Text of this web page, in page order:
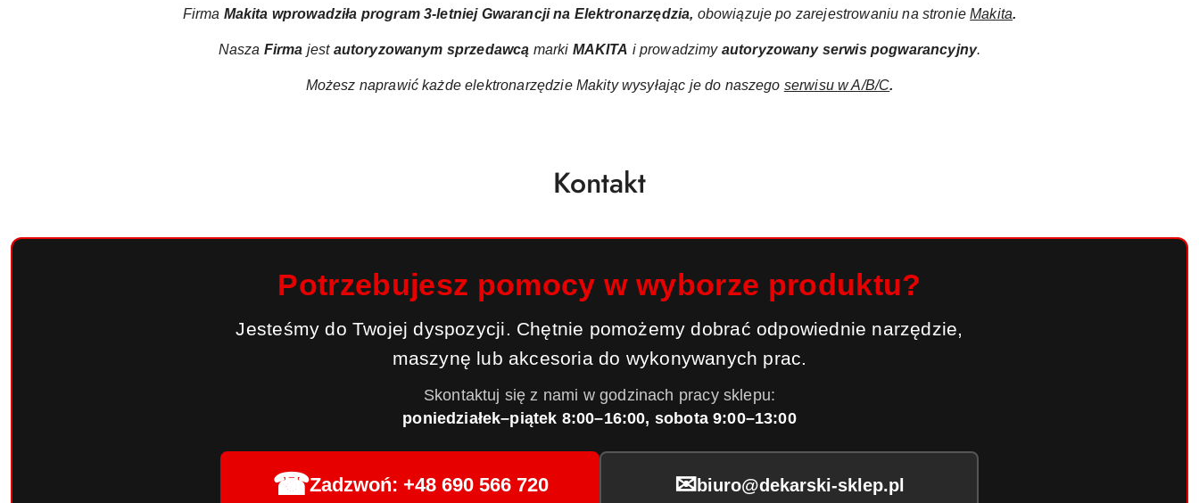
Firma Makita wprowadziła program3-letniej Gwarancji na Elektronarzędzia, obowiązuje po zarejestrowaniu na stronie Makita.
Nasza Firma jest autoryzowanym sprzedawcą marki MAKITA i prowadzimy autoryzowany serwis pogwarancyjny.
Możesz naprawić każde elektronarzędzie Makity wysyłając je do naszego serwisu w A/B/C.
Kontakt
Potrzebujesz pomocy w wyborze produktu?
Jesteśmy do Twojej dyspozycji. Chętnie pomożemy dobrać odpowiednie narzędzie,
maszynę lub akcesoria do wykonywanych prac.
Skontaktuj się z nami w godzinach pracy sklepu:
poniedziałek–piątek 8:00–16:00, sobota 9:00–13:00
☎Zadzwoń: +48 690 566 720 ✉ biuro@dekarski-sklep.pl